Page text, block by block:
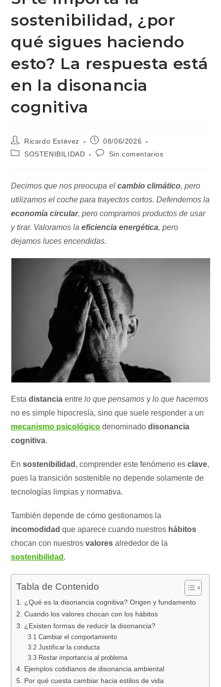
sostenibilidad, ¿por
qué sigues haciendo
esto? La respuesta está
en la disonancia
cognitiva
Autor
de
la
Ricardo Estévez
Publicación
de
08/06/2026
Categoría
SOSTENIBILIDAD
Comentarios
Sin comentarios
Decimos que nos preocupa elcambio climático, pero
utilizamos el coche para trayectos cortos. Defendemos la
economía circular, pero compramos productos de usar
y tirar. Valoramos laeficiencia energética, pero
dejamos luces encendidas.
Esta distancia entre lo que pensamos ylo que hacemos
no es simple hipocresía, sino que suele responder a un
mecanismo psicológico denominadodisonancia
cognitiva.
Ensostenibilidad , comprender este fenómeno esclave,
pues la transición sostenible no depende solamente de
tecnologías limpias y normativa.
También depende de cómo gestionamos la
incomodidad que aparece cuando nuestros hábitos
chocan con nuestrosvalores alrededor de la
sostenibilidad .
Tabla de Contenido
1. ¿Qué es la disonancia cognitiva? Origen y fundamento
2. Cuando los valores chocan con los hábitos
3. ¿Existen formas de reducir la disonancia?
3.1 Cambiar el comportamiento
3.2 Justificar la conducta
3.3 Restar importancia al problema
4. Ejemplos cotidianos de disonancia ambiental
5. Por qué cuesta cambiar hacia estilos de vida